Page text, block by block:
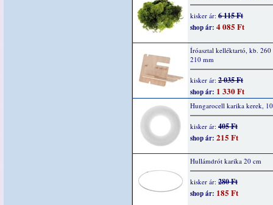
kisker ár: 6 115 Ft
shop ár: 4 085 Ft
Íróasztal kelléktartó, kb.
210 mm
kisker ár: 2 035 Ft
shop ár: 1 330 Ft
Hungarocell karika kerek,
kisker ár: 405 Ft
shop ár: 215 Ft
Hullámdrót karika 20 cm
kisker ár: 280 Ft
shop ár: 185 Ft